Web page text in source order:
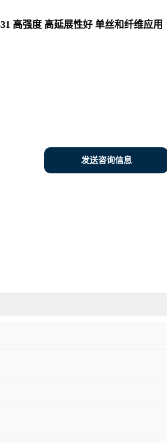
高强度 高延展性好 单丝和纤维应用
发送咨询信息